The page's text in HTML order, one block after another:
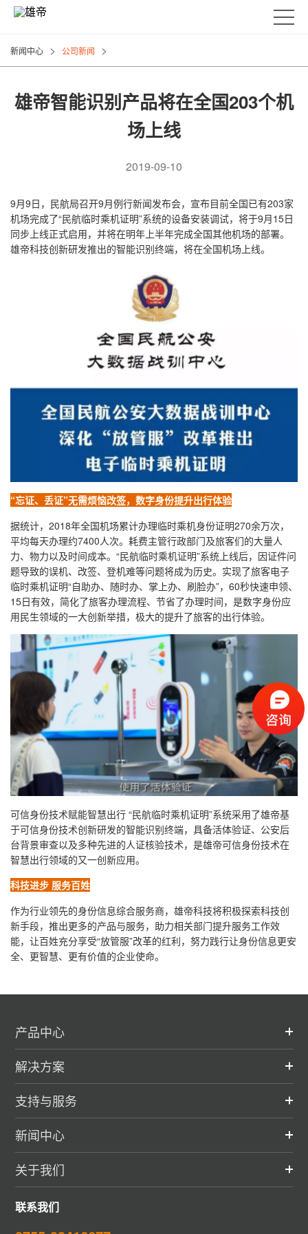
新闻中心 > 公司新闻 >
雄帝智能识别产品将在全国203个机
场上线
2019-09-10
9月9日，民航局召开9月例行新闻发布会，宣布目前全国已有203家
机场完成了“民航临时乘机证明”系统的设备安装调试，将于9月15日
同步上线正式启用，并将在明年上半年完成全国其他机场的部署。
雄帝科技创新研发推出的智能识别终端，将在全国机场上线。
“忘证、丢证”无需烦恼改签，数字身份提升出行体验
据统计，2018年全国机场累计办理临时乘机身份证明270余万次，
平均每天办理约7400人次。耗费主管行政部门及旅客们的大量人
力、物力以及时间成本。“民航临时乘机证明”系统上线后，因证件问
题导致的误机、改签、登机难等问题将成为历史。实现了旅客电子
临时乘机证明“自助办、随时办、掌上办、刷脸办”，60秒快速申领、
15日有效，简化了旅客办理流程、节省了办理时间，是数字身份应
用民生领域的一大创新举措，极大的提升了旅客的出行体验。
可信身份技术赋能智慧出行 “民航临时乘机证明”系统采用了雄帝基
于可信身份技术创新研发的智能识别终端，具备活体验证、公安后
台背景审查以及多种先进的人证核验技术，是雄帝可信身份技术在
智慧出行领域的又一创新应用。
科技进步 服务百姓
作为行业领先的身份信息综合服务商，雄帝科技将积极探索科技创
新手段，推出更多的产品与服务，助力相关部门提升服务工作效
能，让百姓充分享受“放管服”改革的红利，努力践行让身份信息更安
全、更智慧、更有价值的企业使命。
产品中心
解决方案
支持与服务
新闻中心
关于我们
联系我们